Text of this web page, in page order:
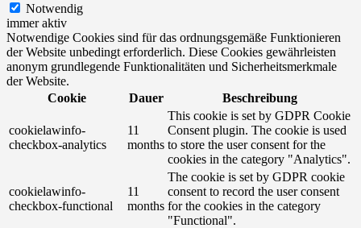
Notwendig
immer aktiv
Notwendige Cookies sind für das ordnungsgemäße Funktionieren
der Website unbedingt erforderlich. Diese Cookies gewährleisten
anonym grundlegende Funktionalitäten und Sicherheitsmerkmale
der Website.
Cookie
Dauer Beschreibung
cookielawinfo-
checkbox-analytics
11
months
This cookie is set by GDPR Cookie
Consent plugin. The cookie is used
to store the user consent for the
cookies in the category "Analytics".
cookielawinfo-
checkbox-functional
11
months
The cookie is set by GDPR cookie
consent to record the user consent
for the cookies in the category
"Functional".